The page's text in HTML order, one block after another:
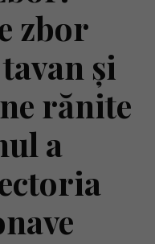
zbor
și
rănite
a